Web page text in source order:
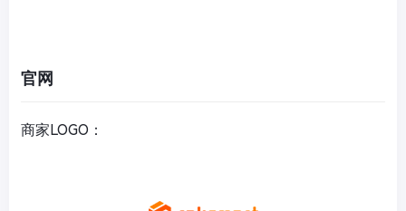
官网
商家LOGO：